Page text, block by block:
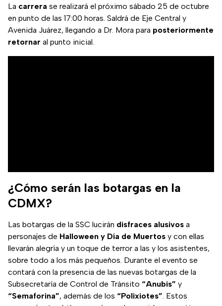
La carrera se realizará el próximo sábado 25 de octubre
en punto de las 17:00 horas. Saldrá de Eje Central y
Avenida Juárez, llegando a Dr. Mora para posteriormente
retornar al punto inicial.
¿Cómo serán las botargas en la
CDMX?
Las botargas de la SSC lucirán disfraces alusivos a
personajes de Halloween y Día de Muertos y con ellas
llevarán alegría y un toque de terror a las y los asistentes,
sobre todo a los más pequeños. Durante el evento se
contará con la presencia de las nuevas botargas de la
Subsecretaría de Control de Tránsito “Anubis” y
“Semaforina”, además de los “Polixiotes”. Estos